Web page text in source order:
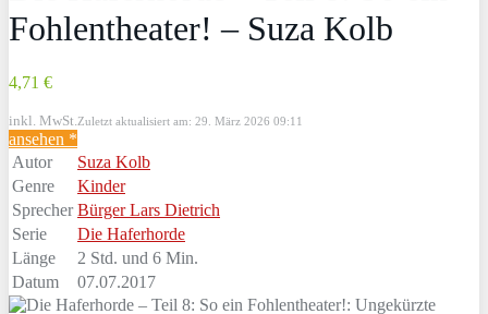
Fohlentheater! – Suza Kolb
4,71 €
inkl. MwSt. Zuletzt aktualisiert am: 29. März 2026 09:11
ansehen *
Autor
Suza Kolb
Genre
Kinder
Sprecher Bürger Lars Dietrich
Serie
Die Haferhorde
Länge
2 Std. und 6 Min.
Datum
07.07.2017